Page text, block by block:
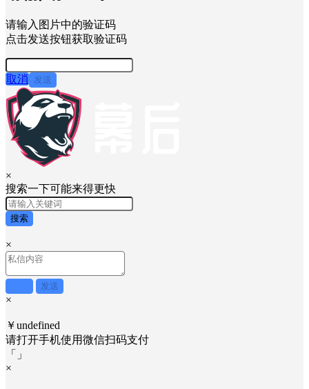
请输入图片中的验证码
点击发送按钮获取验证码
取消 发送
×
搜索一下可能来得更快
搜索
×
发送
×
￥undefined
请打开手机使用微信扫码支付
「
」
×